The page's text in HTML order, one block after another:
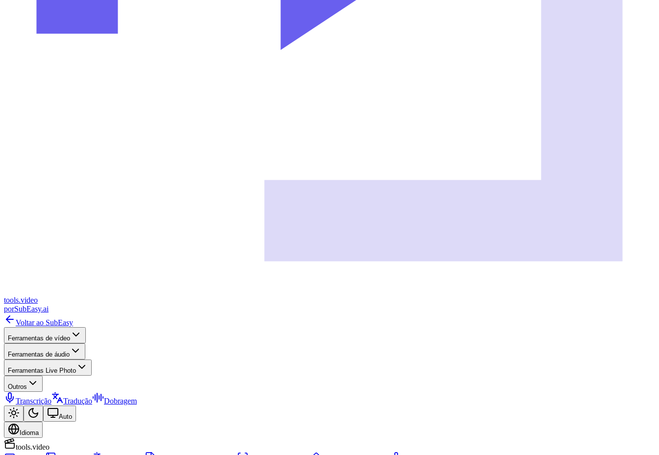
tools.video
porSubEasy.ai
Voltar ao SubEasy
Ferramentas de vídeo
Ferramentas de áudio
Ferramentas Live Photo
Outros
Transcrição Tradução Dobragem
Auto
Idioma
tools.video